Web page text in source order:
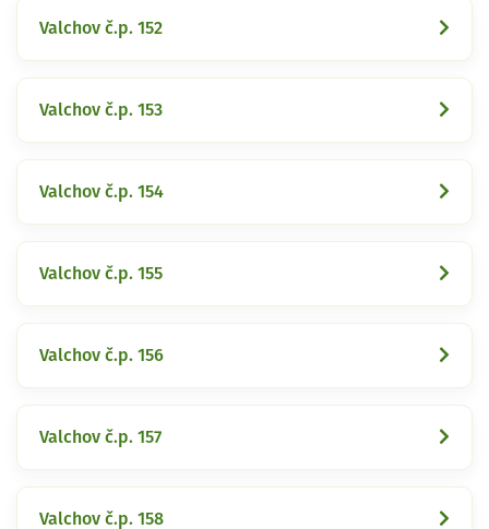
Valchov č.p. 152
Valchov č.p. 153
Valchov č.p. 154
Valchov č.p. 155
Valchov č.p. 156
Valchov č.p. 157
Valchov č.p. 158